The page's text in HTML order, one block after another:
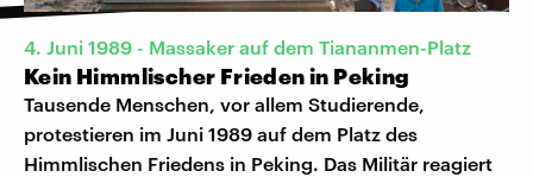
4. Juni 1989 - Massaker auf dem Tiananmen-Platz
Kein Himmlischer Frieden in Peking
Tausende Menschen, vor allem Studierende,
protestieren im Juni 1989 auf dem Platz des
Himmlischen Friedens in Peking. Das Militär reagiert